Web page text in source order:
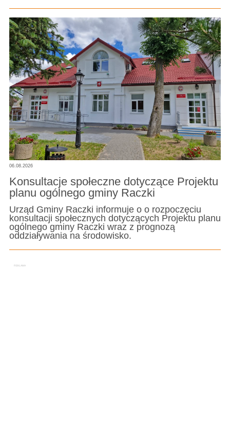
06.08.2026
Konsultacje społeczne dotyczące Projektu
planu ogólnego gminy Raczki
Urząd Gminy Raczki informuje o o rozpoczęciu
konsultacji społecznych dotyczących Projektu planu
ogólnego gminy Raczki wraz z prognozą
oddziaływania na środowisko.